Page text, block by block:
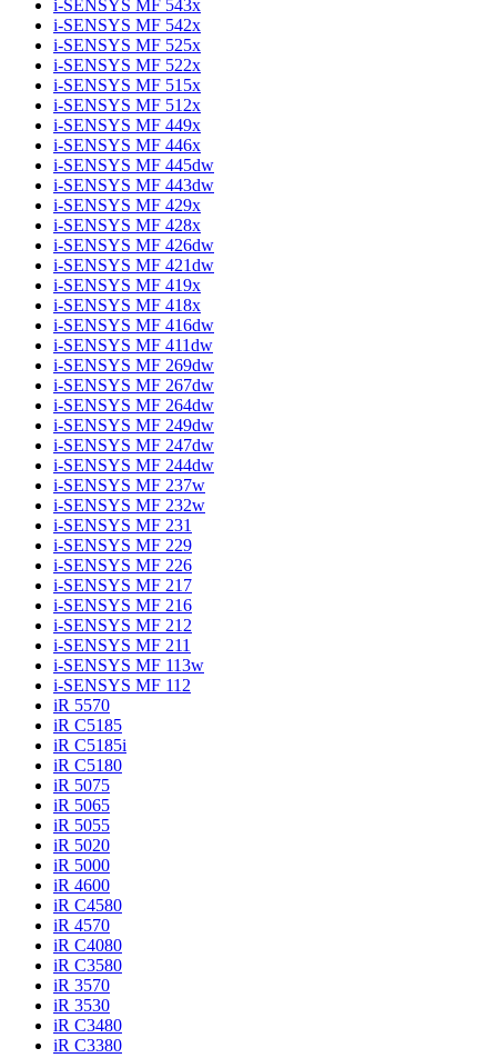
i-SENSYS MF 543x
i-SENSYS MF 542x
i-SENSYS MF 525x
i-SENSYS MF 522x
i-SENSYS MF 515x
i-SENSYS MF 512x
i-SENSYS MF 449x
i-SENSYS MF 446x
i-SENSYS MF 445dw
i-SENSYS MF 443dw
i-SENSYS MF 429x
i-SENSYS MF 428x
i-SENSYS MF 426dw
i-SENSYS MF 421dw
i-SENSYS MF 419x
i-SENSYS MF 418x
i-SENSYS MF 416dw
i-SENSYS MF 411dw
i-SENSYS MF 269dw
i-SENSYS MF 267dw
i-SENSYS MF 264dw
i-SENSYS MF 249dw
i-SENSYS MF 247dw
i-SENSYS MF 244dw
i-SENSYS MF 237w
i-SENSYS MF 232w
i-SENSYS MF 231
i-SENSYS MF 229
i-SENSYS MF 226
i-SENSYS MF 217
i-SENSYS MF 216
i-SENSYS MF 212
i-SENSYS MF 211
i-SENSYS MF 113w
i-SENSYS MF 112
iR 5570
iR C5185
iR C5185i
iR C5180
iR 5075
iR 5065
iR 5055
iR 5020
iR 5000
iR 4600
iR C4580
iR 4570
iR C4080
iR C3580
iR 3570
iR 3530
iR C3480
iR C3380